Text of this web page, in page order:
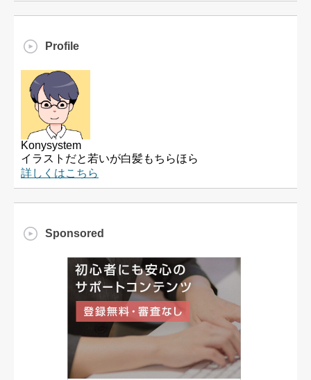
Profile
Konysystem
イラストだと若いが白髪もちらほら
詳しくはこちら
Sponsored